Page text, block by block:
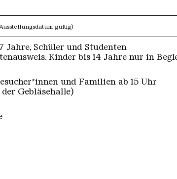
gültig)
Jahre, Schüler und Studenten
Kinder bis 14 Jahre nur in
und Familien ab 15 Uhr
Gebläsehalle)